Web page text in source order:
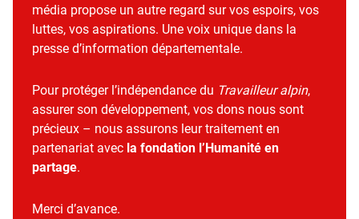
média propose un autre regard sur vos espoirs, vos
luttes, vos aspirations. Une voix unique dans la
presse d’information départementale.
Pour protéger l’indépendance du Travailleur alpin,
assurer son développement, vos dons nous sont
précieux – nous assurons leur traitement en
partenariat avec la fondation l’Humanité en
partage.
Merci d’avance.